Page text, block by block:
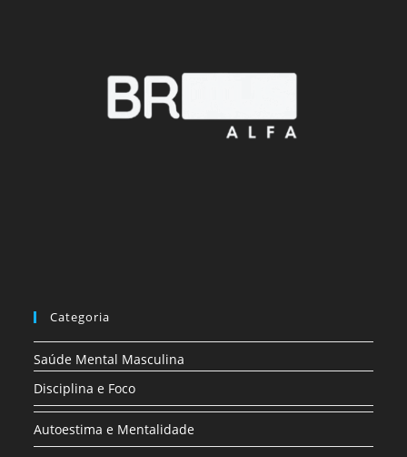
Categoria
Saúde Mental Masculina
Disciplina e Foco
Autoestima e Mentalidade